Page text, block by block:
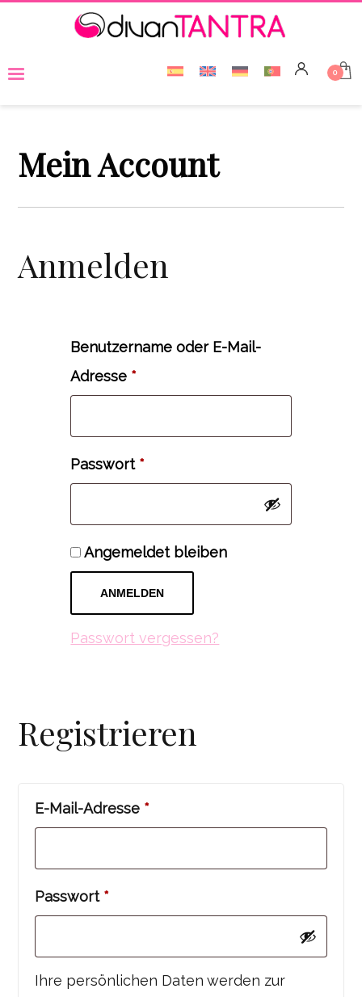
Mein Account
Anmelden
Benutzername oder E-Mail-
Adresse *Erforderlich
Passwort *Erforderlich
Angemeldet bleiben
ANMELDEN
Passwort vergessen?
Registrieren
E-Mail-Adresse *Erforderlich
Passwort *Erforderlich
Ihre persönlichen Daten werden zur